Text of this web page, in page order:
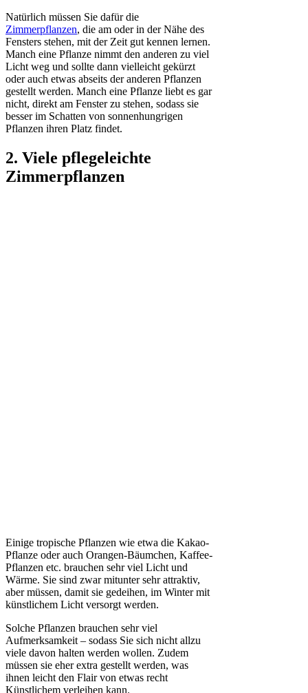
Natürlich müssen Sie dafür die
Zimmerpflanzen, die am oder in der Nähe des
Fensters stehen, mit der Zeit gut kennen lernen.
Manch eine Pflanze nimmt den anderen zu viel
Licht weg und sollte dann vielleicht gekürzt
oder auch etwas abseits der anderen Pflanzen
gestellt werden. Manch eine Pflanze liebt es gar
nicht, direkt am Fenster zu stehen, sodass sie
besser im Schatten von sonnenhungrigen
Pflanzen ihren Platz findet.
2. Viele pflegeleichte
Zimmerpflanzen
Einige tropische Pflanzen wie etwa die Kakao-
Pflanze oder auch Orangen-Bäumchen, Kaffee-
Pflanzen etc. brauchen sehr viel Licht und
Wärme. Sie sind zwar mitunter sehr attraktiv,
aber müssen, damit sie gedeihen, im Winter mit
künstlichem Licht versorgt werden.
Solche Pflanzen brauchen sehr viel
Aufmerksamkeit – sodass Sie sich nicht allzu
viele davon halten werden wollen. Zudem
müssen sie eher extra gestellt werden, was
ihnen leicht den Flair von etwas recht
Künstlichem verleihen kann.